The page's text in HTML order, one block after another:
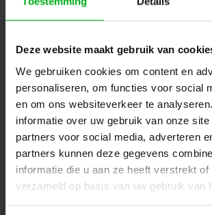
Deze website maakt gebruik van
We gebruiken cookies om content en
personaliseren, om functies voor social
en om ons websiteverkeer te
informatie over uw gebruik van onze site
partners voor social media, adverteren
partners kunnen deze gegevens
informatie die u aan ze heeft verstrekt of
verzameld op basis van uw gebruik van
Contact
Nieuwsbrief
Ontvang de laatste updates, nieuws en
Volg ons